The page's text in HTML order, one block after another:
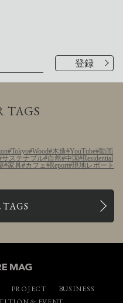
TAGS
Tokyo Wood 木造 YouTube 動画
サステナブル 自然 中国 Residential
家具 カフェ Report 現地レポート
PROJECT
BUSINESS